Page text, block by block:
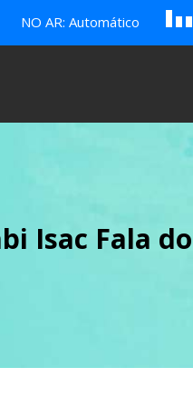
NO AR: Automático B c
Isac Fala